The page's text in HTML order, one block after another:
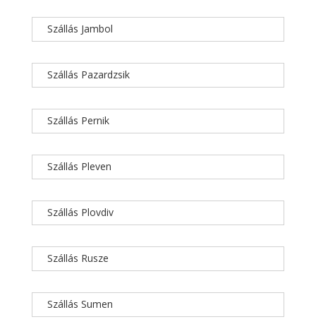
Szállás Jambol
Szállás Pazardzsik
Szállás Pernik
Szállás Pleven
Szállás Plovdiv
Szállás Rusze
Szállás Sumen